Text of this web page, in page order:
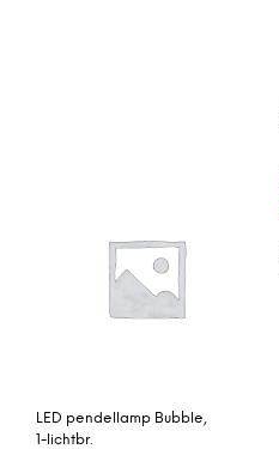
LED pendellamp Bubble,
1-lichtbr.